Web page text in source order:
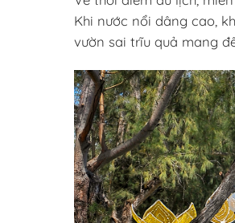
Khi nước nổi dâng cao,
vườn sai trĩu quả mang